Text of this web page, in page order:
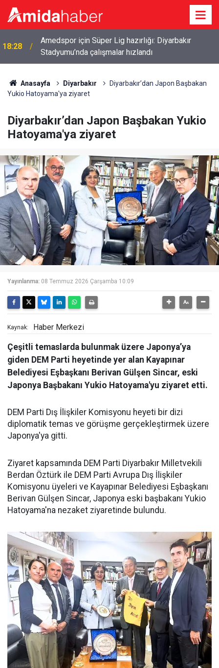
18:28
Amedspor için Süper Lig hazırlığı: Diyarbakır
Stadyumu’nda çalışmalar hızlandı
Anasayfa Diyarbakır
Diyarbakır’dan Japon Başbakan
Yukio Hatoyama'ya ziyaret
Diyarbakır’dan Japon Başbakan Yukio
Hatoyama'ya ziyaret
Yayınlanma: 08 Temmuz 2026 Çarşamba 10:09
Kaynak: Haber Merkezi
Çeşitli temaslarda bulunmak üzere Japonya’ya
giden DEM Parti heyetinde yer alan Kayapınar
Belediyesi Eşbaşkanı Berivan Gülşen Sincar, eski
Japonya Başbakanı Yukio Hatoyama'yu ziyaret etti.
DEM Parti Dış İlişkiler Komisyonu heyeti bir dizi
diplomatik temas ve görüşme gerçekleştirmek üzere
Japonya'ya gitti.
Ziyaret kapsamında DEM Parti Diyarbakır Milletvekili
Berdan Öztürk ile DEM Parti Avrupa Dış İlişkiler
Komisyonu üyeleri ve Kayapınar Belediyesi Eşbaşkanı
Berivan Gülşen Sincar, Japonya eski başbakanı Yukio
Hatoyama'na nezaket ziyaretinde bulundu.